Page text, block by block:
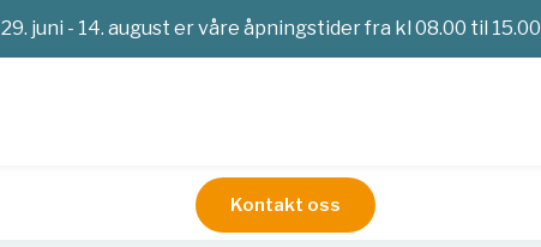
29. juni - 14. august er våre åpningstider fra kl 08.00 til 15.00
Kontakt oss